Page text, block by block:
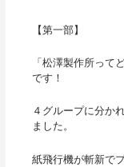
【第一部】
「松澤製作所って
です！
４グループに分か
ました。
紙飛行機が斬新で